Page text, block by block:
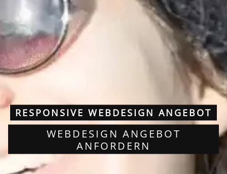
RESPONSIVE WEBDESIGN ANGEBOT
WEBDESIGN ANGEBOT
ANFORDERN